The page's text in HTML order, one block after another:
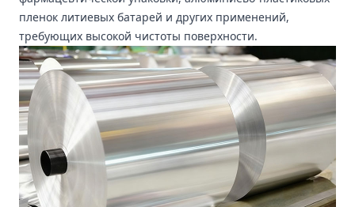
пленок литиевых батарей и других применений,
требующих высокой чистоты поверхности.